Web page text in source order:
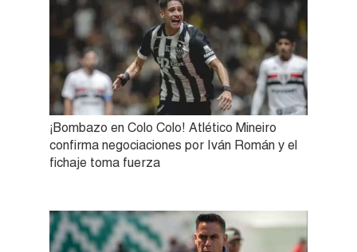
¡Bombazo en Colo Colo! Atlético Mineiro
confirma negociaciones por Iván Román y el
fichaje toma fuerza